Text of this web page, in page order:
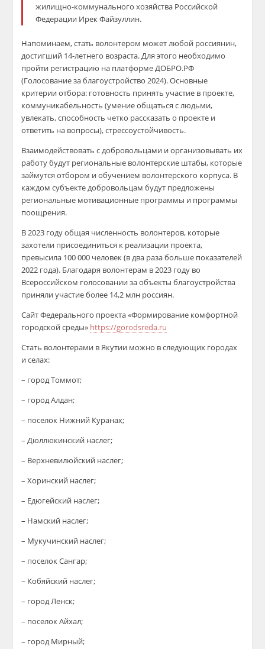
жилищно-коммунального хозяйства Российской
Федерации Ирек Файзуллин.
Напоминаем, стать волонтером может любой россиянин,
достигший 14-летнего возраста. Для этого необходимо
пройти регистрацию на платформе ДОБРО.РФ
(Голосование за благоустройство 2024). Основные
критерии отбора: готовность принять участие в проекте,
коммуникабельность (умение общаться с людьми,
увлекать, способность четко рассказать о проекте и
ответить на вопросы), стрессоустойчивость.
Взаимодействовать с добровольцами и организовывать их
работу будут региональные волонтерские штабы, которые
займутся отбором и обучением волонтерского корпуса. В
каждом субъекте добровольцам будут предложены
региональные мотивационные программы и программы
поощрения.
В 2023 году общая численность волонтеров, которые
захотели присоединиться к реализации проекта,
превысила 100 000 человек (в два раза больше показателей
2022 года). Благодаря волонтерам в 2023 году во
Всероссийском голосовании за объекты благоустройства
приняли участие более 14,2 млн россиян.
Сайт Федерального проекта «Формирование комфортной
городской среды» https://gorodsreda.ru
Стать волонтерами в Якутии можно в следующих городах
и селах:
– город Томмот;
– город Алдан;
– поселок Нижний Куранах;
– Дюллюкинский наслег;
– Верхневилюйский наслег;
– Хоринский наслег;
– Едюгейский наслег;
– Намский наслег;
– Мукучинский наслег;
– поселок Сангар;
– Кобяйский наслег;
– город Ленск;
– поселок Айхал;
– город Мирный;